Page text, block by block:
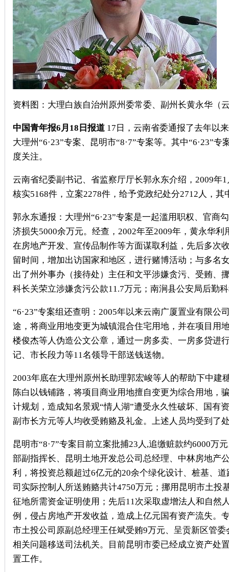
资料图：大理白族自治州原州委常委、副州长黄永华（
中国青年报6月18日报道17日，云南省委通报了去年以
大理州“6·23”专案、昆明市“8·7”专案等。其中“6·23”
度关注。
云南省纪委副书记、省监察厅厅长郭永东介绍，2009年
核实5168件，立案2278件，给予党政纪处分2712人，
郭永东通报：大理州“6·23”专案是一起滥用职权、官商
济损失5000余万元。经查，2002年至2009年，黄永华
在房地产开发、宣传品制作等方面谋取利益，先后多次
留时间，增加出访国家和地区，进行赌博活动；与多名
出了州外事办（接待处）主任和文平涉嫌贪污、受贿、
科长关荣立涉嫌贪污公款11.7万元；南涧县公安局后勤
“6·23”专案组还查明：2005年以来云南广厦置业有限
途，将商业用地变更为城镇混合住宅用地，并在项目用
楼俊杰等人伪造公文公章，通过一房多卖、一房多贷进
记、市长段力等11名领导干部送钱送物。
2003年底在大理州原州长助理郭宏峻等人的帮助下中建
陈白以钱铺路，将项目商业用地擅自变更为综合用地，
计规划，造成知名景观“情人湖”遭受永久性破坏、国有
副市长方元等人均收受贿赂及礼金。上述人员均受到了
昆明市“8·7”专案目前立案批捕23人,追缴赃款约6000万
部副指挥长、昆明土地开发总公司总经理、中林房地产
利，将投资总额超过6亿元的20余个绿化设计、桩基、
司实际控制人所送贿赂共计4750万元；挪用昆明市土
征地所需资金证明使用；先后11次采取虚增法人和自然
例，侵占房地产开发收益，造成上亿元国有资产流失。
市土投公司原副总经理王任斌受贿9万元、呈贡新区管
相关问题移送司法机关。目前昆明市委已经成立资产处
置工作。